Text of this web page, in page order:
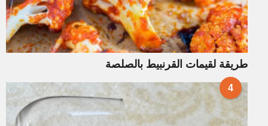
طريقة لقيمات القرنبيط بالصلصة
4